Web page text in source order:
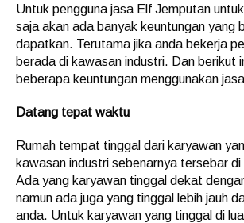
Untuk pengguna jasa Elf Jemputan
saja akan ada banyak keuntungan yang
dapatkan. Terutama jika anda bekerja
berada di kawasan industri. Dan berikut
beberapa keuntungan menggunakan
Datang tepat waktu
Rumah tempat tinggal dari karyawan
kawasan industri sebenarnya tersebar
Ada yang karyawan tinggal dekat
namun ada juga yang tinggal lebih jauh
anda. Untuk karyawan yang tinggal di